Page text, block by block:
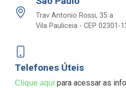
Trav Antonio Rossi, 35 a
Vila Pauliceia - CEP 02301-
Telefones Úteis
Clique aqui para acessar as